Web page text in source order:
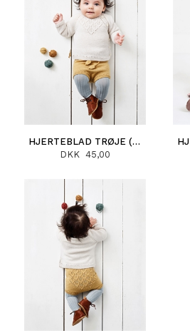
HJERTEBLAD TRØJE (DANSK)
DKK 45,00